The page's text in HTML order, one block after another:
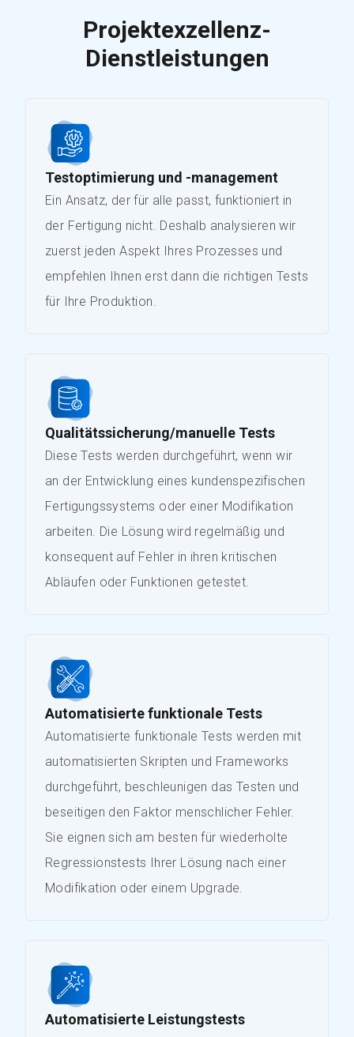
Projektexzellenz-
Dienstleistungen
Testoptimierung und -management
Ein Ansatz, der für alle passt, funktioniert in
der Fertigung nicht. Deshalb analysieren wir
zuerst jeden Aspekt Ihres Prozesses und
empfehlen Ihnen erst dann die richtigen Tests
für Ihre Produktion.
Qualitätssicherung/manuelle Tests
Diese Tests werden durchgeführt, wenn wir
an der Entwicklung eines kundenspezifischen
Fertigungssystems oder einer Modifikation
arbeiten. Die Lösung wird regelmäßig und
konsequent auf Fehler in ihren kritischen
Abläufen oder Funktionen getestet.
Automatisierte funktionale Tests
Automatisierte funktionale Tests werden mit
automatisierten Skripten und Frameworks
durchgeführt, beschleunigen das Testen und
beseitigen den Faktor menschlicher Fehler.
Sie eignen sich am besten für wiederholte
Regressionstests Ihrer Lösung nach einer
Modifikation oder einem Upgrade.
Automatisierte Leistungstests